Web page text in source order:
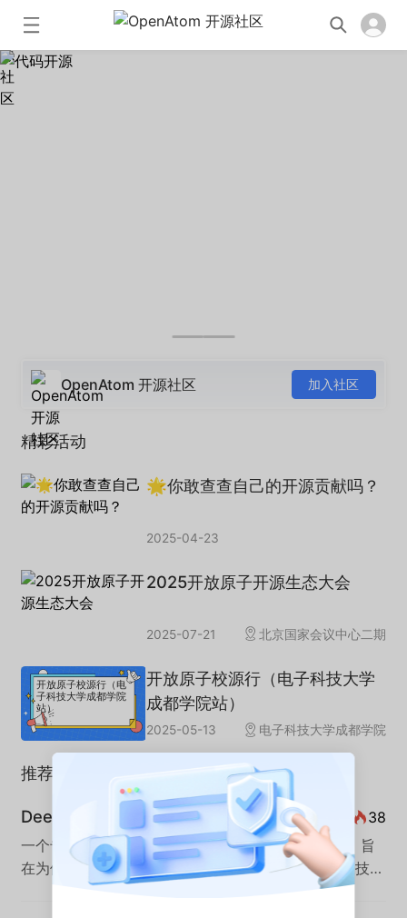
OpenAtom 开源社区 加入社区
精彩活动
🌟你敢查查自己的开源贡献吗？
2025-04-23
2025开放原子开源生态大会
2025-07-21 北京国家会议中心二期
开放原子校源行（电
子科技大学成都学院
站）
开放原子校源行（电子科技大学
成都学院站）
2025-05-13 电子科技大学成都学院
推荐专栏
DeepSeek 学习交流
38
一个专注于DS大模型学习、实践与分享的技术社区，旨
在为使用者提供训练、微调方法教程、共享工具链及技术
资源。社区由开源技术爱好者发起及维护，鼓励投稿包括